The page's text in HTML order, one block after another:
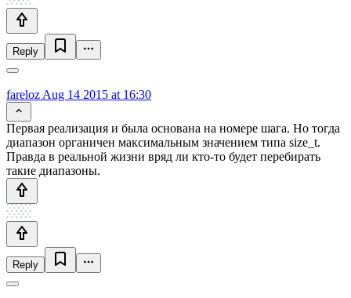
Reply
fareloz Aug 14 2015 at 16:30
Первая реализация и была основана на номере шага. Но тогда
диапазон органичен максимальным значением типа size_t.
Правда в реальной жизни вряд ли кто-то будет перебирать
такие диапазоны.
Reply